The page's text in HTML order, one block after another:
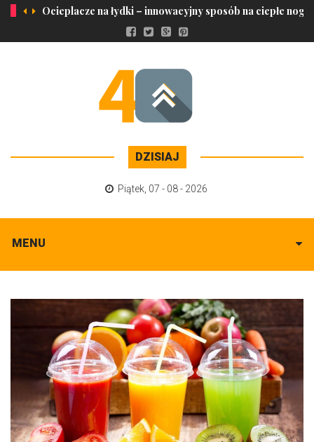
Ocieplacze na łydki – innowacyjny sposób na ciepłe nogi
DZISIAJ
Piątek 07 - 08 - 2026
MENU